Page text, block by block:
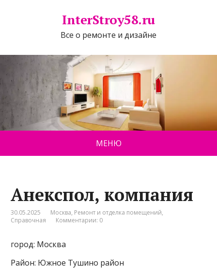
InterStroy58.ru
Все о ремонте и дизайне
МЕНЮ
Анекспол, компания
30.05.2025 Москва, Ремонт и отделка помещений,
Справочная
Комментарии: 0
город: Москва
Район: Южное Тушино район